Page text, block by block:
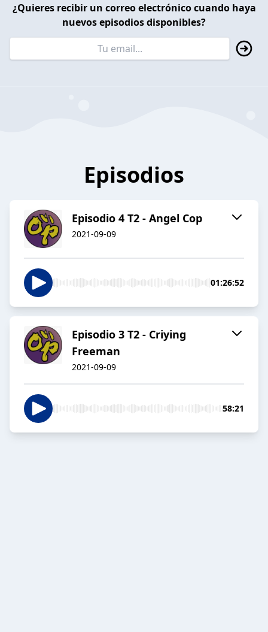
¿Quieres recibir un correo electrónico cuando haya
nuevos episodios disponibles?
Episodios
Episodio 4 T2 - Angel Cop
2021-09-09
01:26:52
Episodio 3 T2 - Criying
Freeman
2021-09-09
58:21